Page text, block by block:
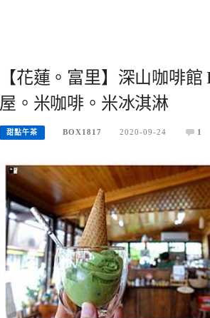
【花蓮。富里】深山咖啡館
屋。米咖啡。米冰淇淋
甜點午茶 BOX1817 2020-09-24 1